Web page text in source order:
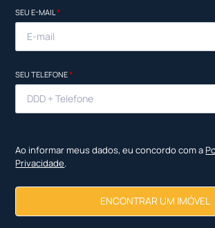
SEU E-MAIL*
SEU TELEFONE*
Ao informar meus dados, eu concordo com a
Privacidade.
ENCONTRAR UM IMÓVEL